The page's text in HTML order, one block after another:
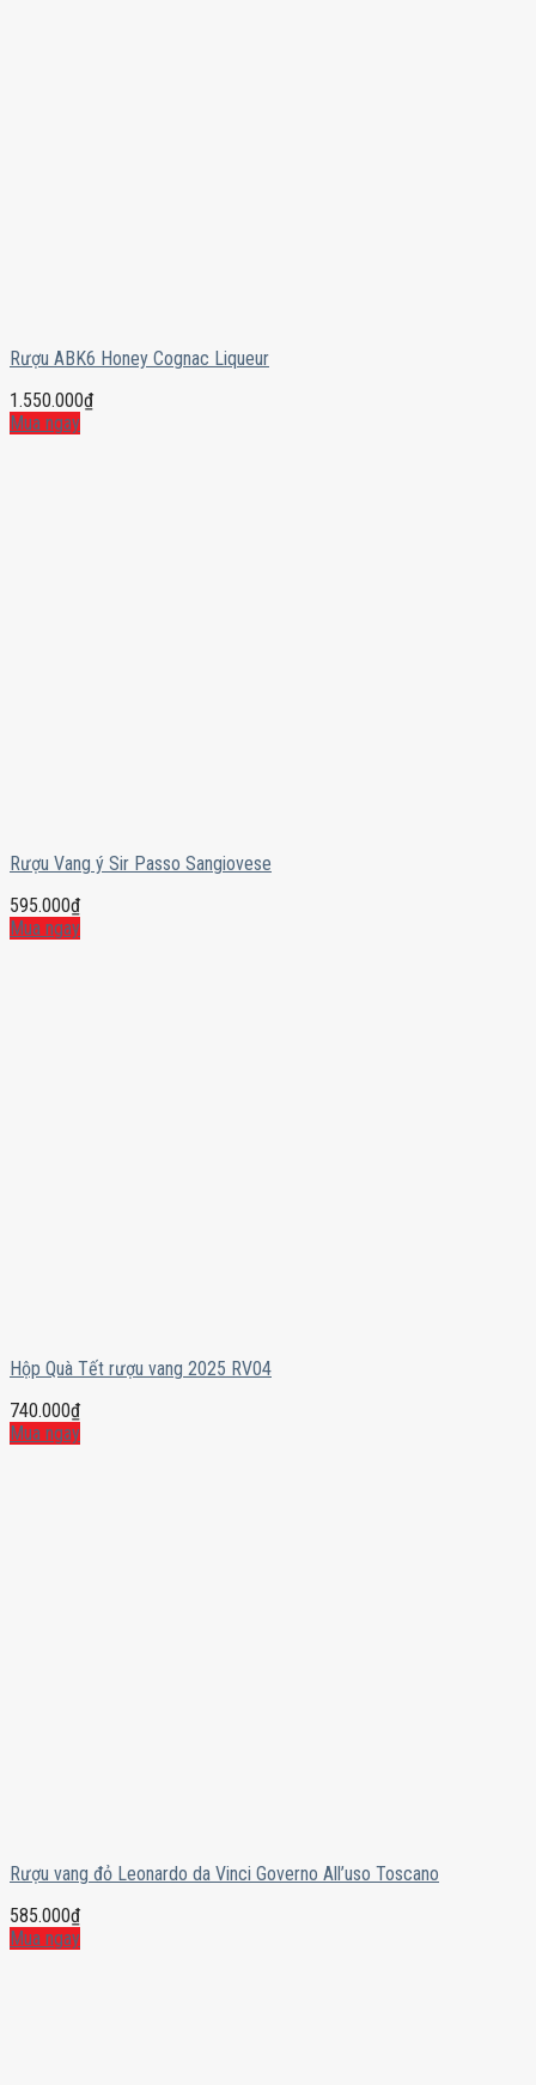
Rượu ABK6 Honey Cognac Liqueur
1.550.000₫
Mua ngay
Rượu Vang ý Sir Passo Sangiovese
595.000₫
Mua ngay
Hộp Quà Tết rượu vang 2025 RV04
740.000₫
Mua ngay
Rượu vang đỏ Leonardo da Vinci Governo All’uso Toscano
585.000₫
Mua ngay